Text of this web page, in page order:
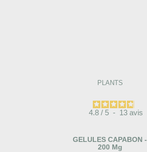
PLANTS
4.8 / 5 - 13 avis
GELULES CAPABON -
200 Mg